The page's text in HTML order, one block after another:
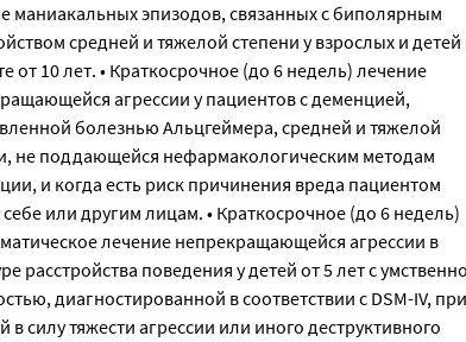
маниакальных эпизодов, связанных с биполярным
средней и тяжелой степени у взрослых и детей
от 10 лет. • Краткосрочное (до 6 недель) лечение
агрессии у пациентов с деменцией,
болезнью Альцгеймера, средней и тяжелой
не поддающейся нефармакологическим методам
и когда есть риск причинения вреда пациентом
или другим лицам. • Краткосрочное (до 6 недель)
лечение непрекращающейся агрессии в
расстройства поведения у детей от 5 лет с
диагностированной в соответствии с DSM-IV, при
в силу тяжести агрессии или иного деструктивного